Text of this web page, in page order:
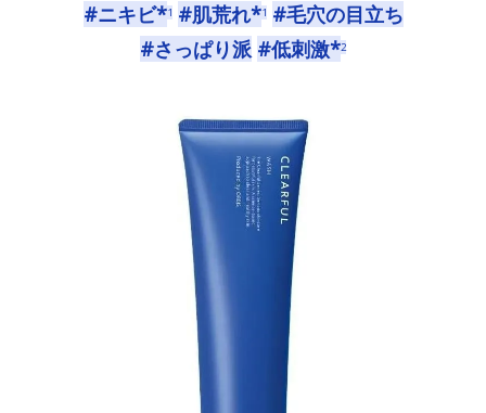
#ニキビ*1 #肌荒れ*1 #毛穴の目立ち
#さっぱり派 #低刺激*2